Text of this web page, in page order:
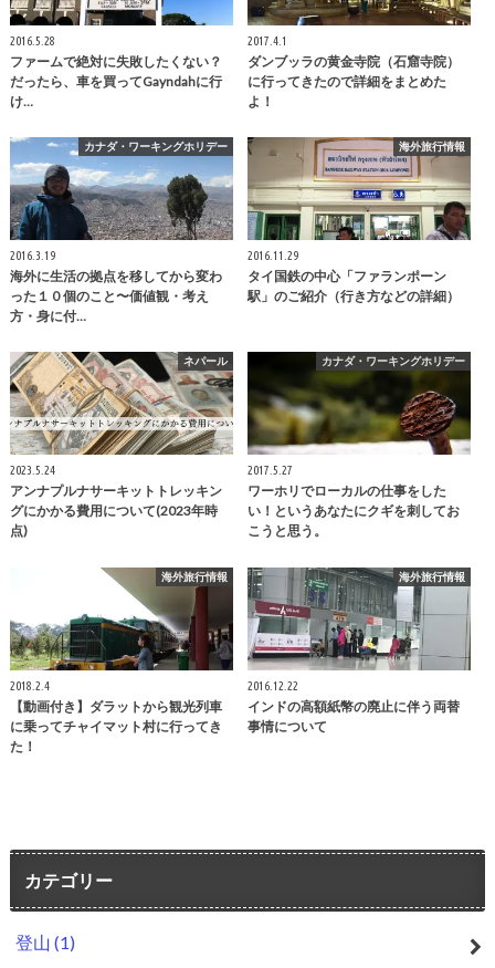
2016.5.28
ファームで絶対に失敗したくない？
だったら、車を買ってGayndahに行
け…
2017.4.1
ダンブッラの黄金寺院（石窟寺院）
に行ってきたので詳細をまとめた
よ！
カナダ・ワーキングホリデー
2016.3.19
海外に生活の拠点を移してから変わ
った１０個のこと〜価値観・考え
方・身に付…
海外旅行情報
2016.11.29
タイ国鉄の中心「ファランポーン
駅」のご紹介（行き方などの詳細）
ネパール
2023.5.24
アンナプルナサーキットトレッキン
グにかかる費用について(2023年時
点)
カナダ・ワーキングホリデー
2017.5.27
ワーホリでローカルの仕事をした
い！というあなたにクギを刺してお
こうと思う。
海外旅行情報
2018.2.4
【動画付き】ダラットから観光列車
に乗ってチャイマット村に行ってき
た！
海外旅行情報
2016.12.22
インドの高額紙幣の廃止に伴う両替
事情について
カテゴリー
登山 (1)